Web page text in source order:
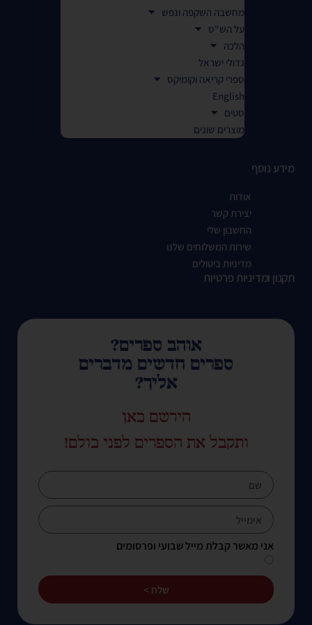
מחשבה השקפה ונפש
על הש"ס
הלכה
גדולי ישראל
ספרי קריאה וקומיקס
English
סטים
מוצרים שונים
מידע נוסף
אודות
יצירת קשר
החשבון שלי
שירות המשלוחים שלנו
מדיניות ביטולים
תקנון ומדיניות פרטיות
אוהב ספרים?
ספרים חדשים מדברים
אליך?
הירשם כאן
ותקבל את הספרים לפני כולם!
אני מאשר קבלת מייל שבועי ופרסומים
שלח >